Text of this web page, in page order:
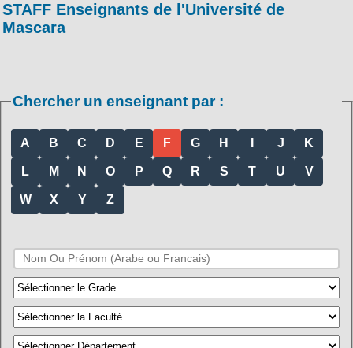
STAFF Enseignants de l'Université de
Mascara
Chercher un enseignant par :
A B C D E F G H J K
L M N O P Q R S T U V
W X Y Z